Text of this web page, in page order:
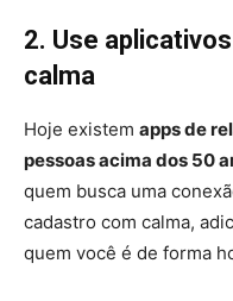
2. Use
calma
Hoje existem apps de
pessoas acima dos 50
quem busca uma
cadastro com calma,
quem você é de forma